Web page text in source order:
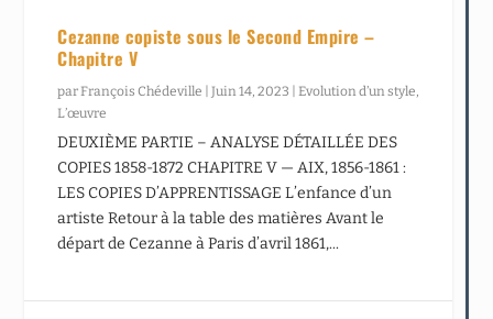
Cezanne copiste sous le Second Empire –
Chapitre V
parFrançois Chédeville |Juin 14, 2023 |Evolution d’un style,
L’œuvre
DEUXIÈME PARTIE – ANALYSE DÉTAILLÉE DES
COPIES 1858-1872 CHAPITRE V — AIX, 1856-1861 :
LES COPIES D’APPRENTISSAGE L’enfance d’un
artiste Retour à la table des matières Avant le
départ de Cezanne à Paris d’avril 1861,...